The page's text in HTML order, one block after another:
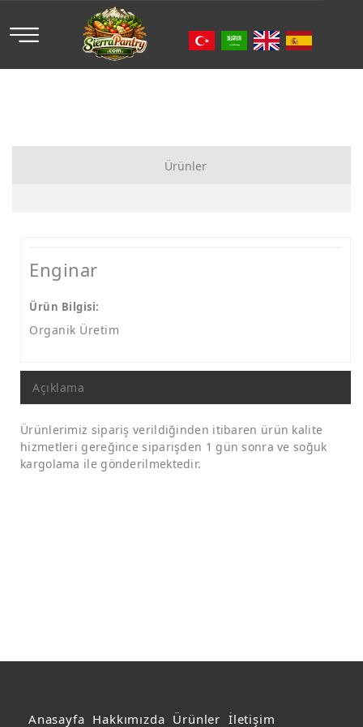
Ürünler
Organik Meyve Suyu
Enginar
Ürün Bilgisi:
Organik Üretim
Açıklama
Ürünlerimiz sipariş verildiğinden itibaren ürün kalite
hizmetleri gereğince siparişden 1 gün sonra ve soğuk
kargolama ile gönderilmektedir.
Anasayfa Hakkımızda Ürünler İletişim